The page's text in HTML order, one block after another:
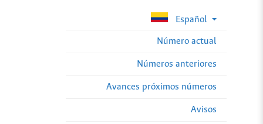
Español
Número actual
Números anteriores
Avances próximos números
Avisos